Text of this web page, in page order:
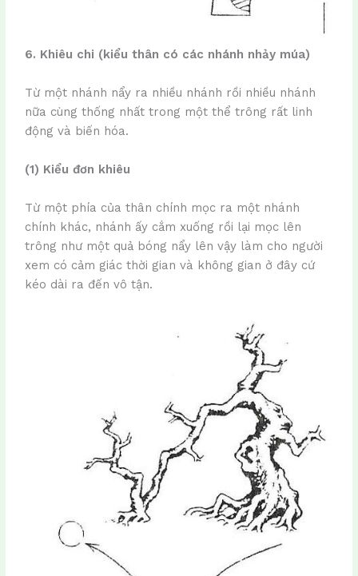
6. Khiêu chi (kiểu thân có các nhánh nhảy múa)
Từ một nhánh nẩy ra nhiều nhánh rồi nhiều nhánh
nữa cùng thống nhất trong một thể trông rất linh
động và biến hóa.
(1) Kiểu đơn khiêu
Từ một phía của thân chính mọc ra một nhánh
chính khác, nhánh ấy cắm xuống rồi lại mọc lên
trông như một quả bóng nẩy lên vậy làm cho người
xem có cảm giác thời gian và không gian ở đây cứ
kéo dài ra đến vô tận.